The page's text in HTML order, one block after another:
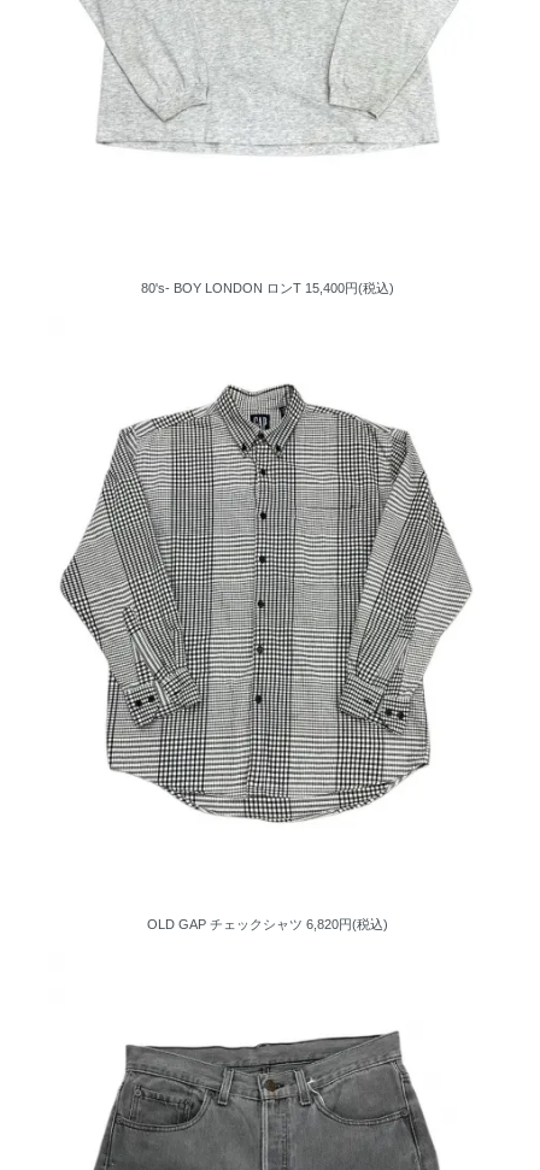
80's- BOY LONDON ロンT15,400円(税込)
OLD GAP チェックシャツ 6,820円(税込)